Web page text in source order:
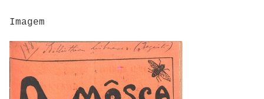
Imagem